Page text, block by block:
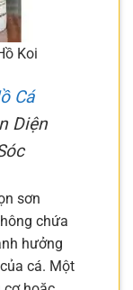
Koi
Cá
Diện
sơn
chứa
hưởng
cá. Một